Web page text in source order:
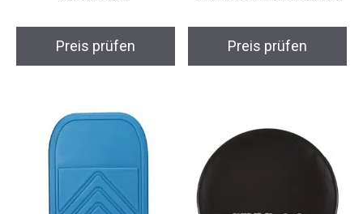
Preis prüfen Preis prüfen